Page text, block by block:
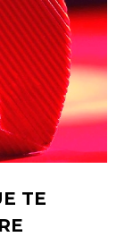
TE